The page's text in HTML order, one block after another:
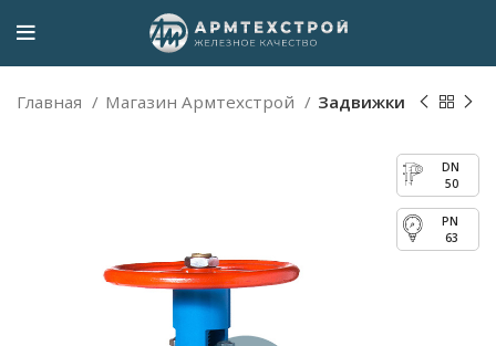
Главная Магазин Армтехстрой Задвижки
50
63